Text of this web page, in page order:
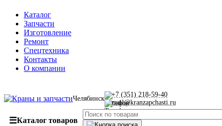
Каталог
Запчасти
Изготовление
Ремонт
Спецтехника
Контакты
О компании
Челябинск
+7 (351) 218-59-40
mail@kranzapchasti.ru
☰Каталог товаров